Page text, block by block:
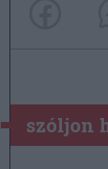
szóljon